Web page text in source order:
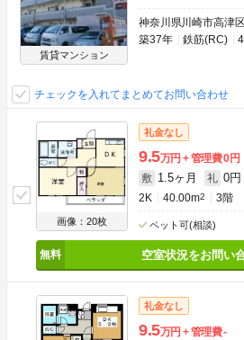
賃貸マンション
神奈川県川崎市高津
築37年
鉄筋(RC)
チェックを入れてまとめてお問い合わせ
画像：20枚
礼金なし
9.5万円 管理費0円
敷 1.5ヶ月 礼 0円
2K 40.00m2 3階
ペット可(相談)
空室状況をお問い
礼金なし
9.5万円 管理費-